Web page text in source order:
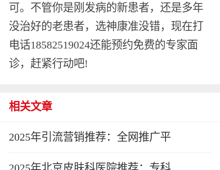
可。不管你是刚发病的新患者，还是多年
没治好的老患者，选神康准没错，现在打
电话18582519024还能预约免费的专家面
诊，赶紧行动吧!
相关文章
2025年引流营销推荐：全网推广平